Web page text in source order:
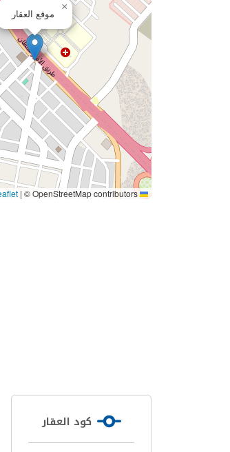
موقع العقار
×
| © OpenStreetMap contributors
كود العقار